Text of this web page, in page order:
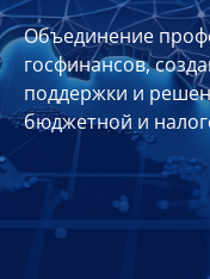
Совет
Союза
Участники
Планы
отчеты
Контакты
Объединение
госфинансов,
поддержки и
бюджетной и